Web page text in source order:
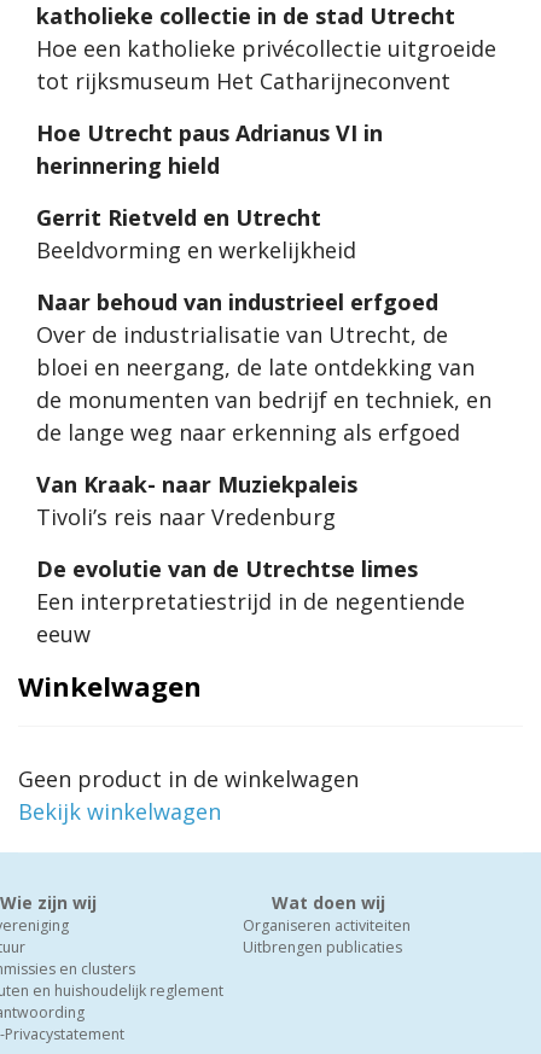
katholieke collectie in de stad Utrecht
Hoe een katholieke privécollectie uitgroeide
tot rijksmuseum Het Catharijneconvent
Hoe Utrecht paus Adrianus VI in
herinnering hield
Gerrit Rietveld en Utrecht
Beeldvorming en werkelijkheid
Naar behoud van industrieel erfgoed
Over de industrialisatie van Utrecht, de
bloei en neergang, de late ontdekking van
de monumenten van bedrijf en techniek, en
de lange weg naar erkenning als erfgoed
Van Kraak- naar Muziekpaleis
Tivoli’s reis naar Vredenburg
De evolutie van de Utrechtse limes
Een interpretatiestrijd in de negentiende
eeuw
Winkelwagen
Geen product in de winkelwagen
Bekijk winkelwagen
Wie zijn wij
en clusters
en huishoudelijk reglement
Privacystatement
Wat doen wij
Organiseren activiteiten
Uitbrengen publicaties